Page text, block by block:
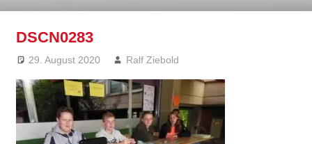
DSCN0283
29. August 2020 Ralf Ziebold